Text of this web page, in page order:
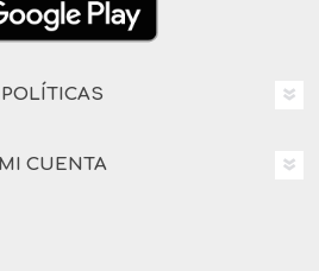
POLÍTICAS
MI CUENTA